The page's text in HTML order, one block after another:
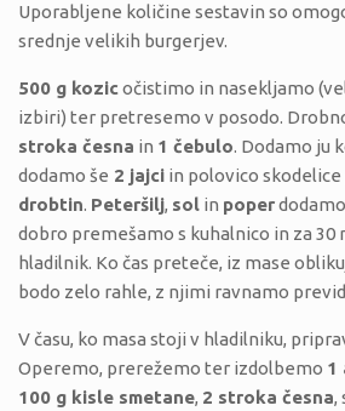
Uporabljene količine sestavin so
srednje velikih burgerjev.
500 g kozicočistimo in nasekljamo
izbiri) ter pretresemo v posodo.
stroka česna in 1 čebulo. Dodamo ju
dodamo še 2 jajci in polovico skodelice
drobtin. Peteršilj, sol in poper
dobro premešamo s kuhalnico in za
hladilnik. Ko čas preteče, iz mase
bodo zelo rahle, z njimi ravnamo
V času, ko masa stoji v hladilniku,
Operemo, prerežemo ter izdolbemo 1
100 g kisle smetane, 2 stroka česna,